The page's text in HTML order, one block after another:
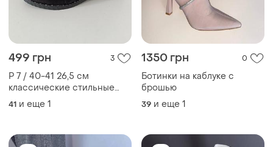
499 грн 3
Р 7 / 40-41 26,5 см
классические стильные
женские черные ботинки
на шнурках с серебристой
41 и еще 1
1350 грн 0
Ботинки на каблуке с
брошью
39 и еще 1